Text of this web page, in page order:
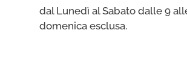
dal Lunedì al Sabato dalle 9
domenica esclusa.